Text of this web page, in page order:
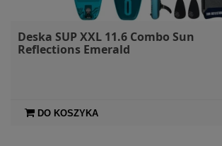
Deska SUP XXL 11.6 Combo Sun
Reflections Emerald
DO KOSZYKA